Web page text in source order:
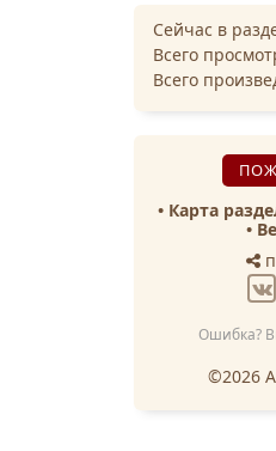
Сейчас в
Всего
Всего
Карта
Ошибка?
©2026